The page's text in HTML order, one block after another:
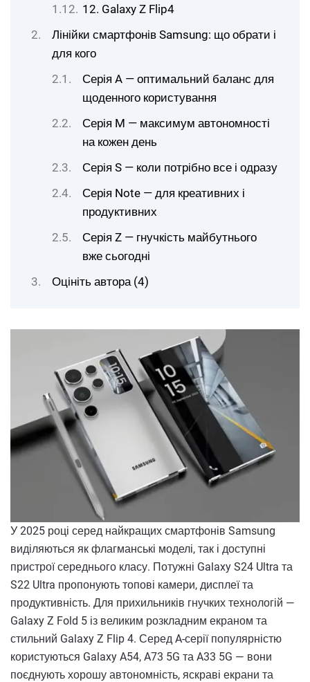
12. Galaxy Z Flip4
Лінійки смартфонів Samsung: що обрати і
для кого
Серія A — оптимальний баланс для
щоденного користування
Серія M — максимум автономності
на кожен день
Серія S — коли потрібно все і одразу
Серія Note — для креативних і
продуктивних
Серія Z — гнучкість майбутнього
вже сьогодні
Оцініть автора (4)
У 2025 році серед найкращих смартфонів Samsung
виділяються як флагманські моделі, так і доступні
пристрої середнього класу. Потужні Galaxy S24 Ultra та
S22 Ultra пропонують топові камери, дисплеї та
продуктивність. Для прихильників гнучких технологій —
Galaxy Z Fold 5 із великим розкладним екраном та
стильний Galaxy Z Flip 4. Серед A-серії популярністю
користуються Galaxy A54, A73 5G та A33 5G — вони
поєднують хорошу автономність, яскраві екрани та